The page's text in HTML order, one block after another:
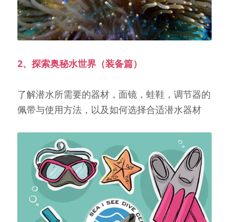
2、探索奥秘水世界（装备篇）
了解潜水所需要的器材，面镜，蛙鞋，调节器的
佩带与使用方法，以及如何选择合适潜水器材